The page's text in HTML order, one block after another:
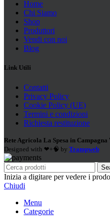
Home
Chi Siamo
Shop
Produttori
Vendi con noi
Blog
Link Utili
Contatti
Privacy Policy
Cookie Policy (UE)
Termini e condizioni
Richiesta restituzione
Rete Agricola La Spesa in
Designed with ❤+🧠 by Trampweb
Inizia a digitare per vedere i
Chiudi
Menu
Categorie